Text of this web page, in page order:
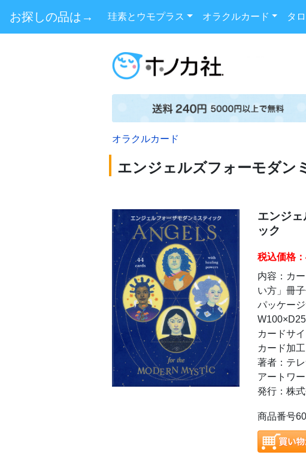
お探しの品は→ 珪素とウモプラス オラクルカード タ
オラクルカード
エンジェルズフォーモダン
エンジ
ック
税込価格
内容：カ
い方」冊
パッケー
カードサ
カード加
著者：テ
アートワ
発行：株
商品番号